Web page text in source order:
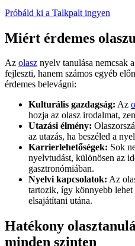
Próbáld ki a Talkpalt ingyen
Miért érdemes
Az olasz nyelv tanulása nemcsak
fejleszti, hanem számos egyéb
érdemes belevágni:
Kulturális gazdagság: Az
hozja az olasz irodalmat,
Utazási élmény:
az utazás, ha beszéled a
Karrierlehetőségek: Sok
nyelvtudást, különösen az
gasztronómiában.
Nyelvi kapcsolatok: Az
tartozik, így könnyebb lehet
elsajátítani utána.
Hatékony
minden szinten